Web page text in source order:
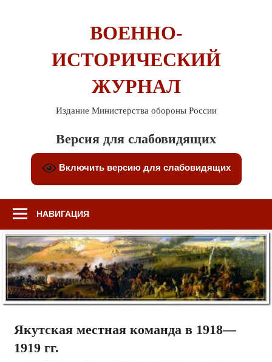
ВОЕННО-
ИСТОРИЧЕСКИЙ
ЖУРНАЛ
Издание Министерства обороны России
Версия для слабовидящих
Включить версию для слабовидящих
НАВИГАЦИЯ
Якутская местная команда в 1918—
1919 гг.